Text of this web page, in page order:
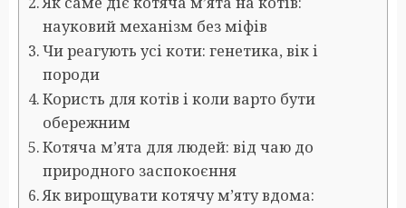
науковий механізм без міфів
Чи реагують усі коти: генетика, вік і
породи
Користь для котів і коли варто бути
обережним
Котяча м’ята для людей: від чаю до
природного заспокоєння
Як вирощувати котячу м’яту вдома: